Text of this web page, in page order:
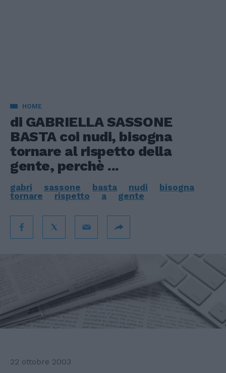
HOME
di GABRIELLA SASSONE
BASTA coi nudi, bisogna
tornare al rispetto della
gente, perchè ...
gabri sassone basta nudi
bisogna
tornare
rispetto a gente
22 ottobre 2003